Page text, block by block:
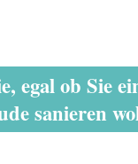
egal ob Sie
sanieren